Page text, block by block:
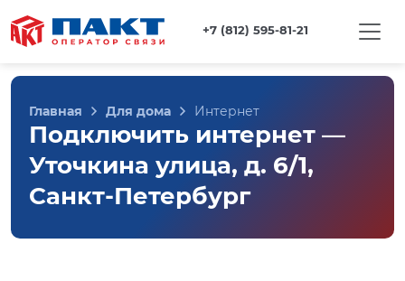
+7 (812) 595-81-21
Главная Для дома Интернет
Подключить интернет —
Уточкина улица, д. 6/1,
Санкт-Петербург